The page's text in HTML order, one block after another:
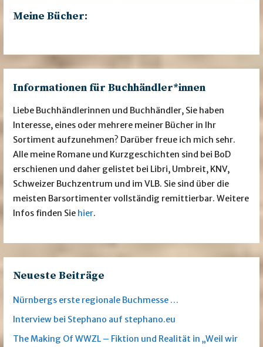
Meine Bücher:
Informationen für Buchhändler*innen
Liebe Buchhändlerinnen und Buchhändler, Sie haben
Interesse, eines oder mehrere meiner Bücher in Ihr
Sortiment aufzunehmen? Darüber freue ich mich sehr.
Alle meine Romane und Kurzgeschichten sind bei BoD
erschienen und daher gelistet bei Libri, Umbreit, KNV,
Schweizer Buchzentrum und im VLB. Sie sind über die
meisten Barsortimenter vollständig remittierbar. Weitere
Infos finden Sie hier.
Neueste Beiträge
Nürnbergs erste regionale Buchmesse …
Interview bei Stephano auf stephano.eu
The Making Of WWZL – Fiktion und Realität in „Weil wir